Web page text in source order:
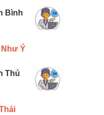
Bình
Như Ý
Thủ